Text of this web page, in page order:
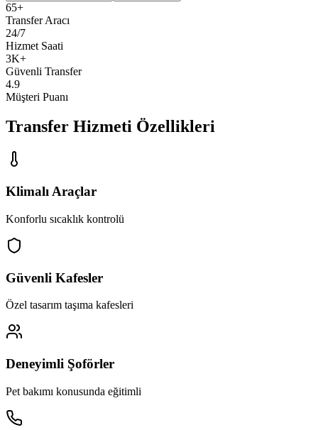
65+
Transfer Aracı
24/7
Hizmet Saati
3K+
Güvenli Transfer
4.9
Müşteri Puanı
Transfer Hizmeti Özellikleri
Klimalı Araçlar
Konforlu sıcaklık kontrolü
Güvenli Kafesler
Özel tasarım taşıma kafesleri
Deneyimli Şoförler
Pet bakımı konusunda eğitimli